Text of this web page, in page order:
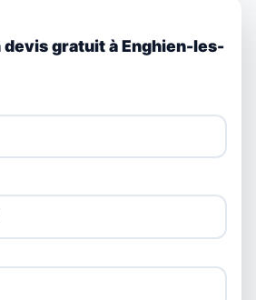
devis gratuit à Enghien-les-